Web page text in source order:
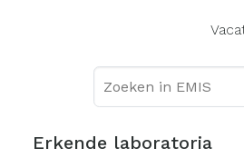
Erkende laboratoria